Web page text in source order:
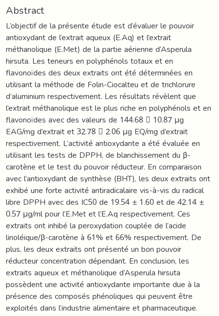
Abstract
L’objectif de la présente étude est d’évaluer le pouvoir
antioxydant de l’extrait aqueux (E.Aq) et l’extrait
méthanolique (E.Met) de la partie aérienne d’Asperula
hirsuta. Les teneurs en polyphénols totaux et en
flavonoïdes des deux extraits ont été déterminées en
utilisant la méthode de Folin-Ciocalteu et de trichlorure
d’aluminium respectivement. Les résultats révèlent que
l’extrait méthanolique est le plus riche en polyphénols et en
flavonoïdes avec des valeurs de 144.68  10.87 μg
EAG/mg d’extrait et 32.78  2.06 μg EQ/mg d’extrait
respectivement. L’activité antioxydante a été évaluée en
utilisant les tests de DPPH, de blanchissement du β-
carotène et le test du pouvoir réducteur. En comparaison
avec l’antioxydant de synthèse (BHT), les deux extraits ont
exhibé une forte activité antiradicalaire vis-à-vis du radical
libre DPPH avec des IC50 de 19.54 ± 1.60 et de 42.14 ±
0.57 μg/ml pour l’E.Met et l’E.Aq respectivement. Ces
extraits ont inhibé la peroxydation couplée de l’acide
linoléique/β-carotène à 61% et 66% respectivement. De
plus, les deux extraits ont présenté un bon pouvoir
réducteur concentration dépendant. En conclusion, les
extraits aqueux et méthanolique d’Asperula hirsuta
possèdent une activité antioxydante importante due à la
présence des composés phénoliques qui peuvent être
exploités dans l’industrie alimentaire et pharmaceutique.